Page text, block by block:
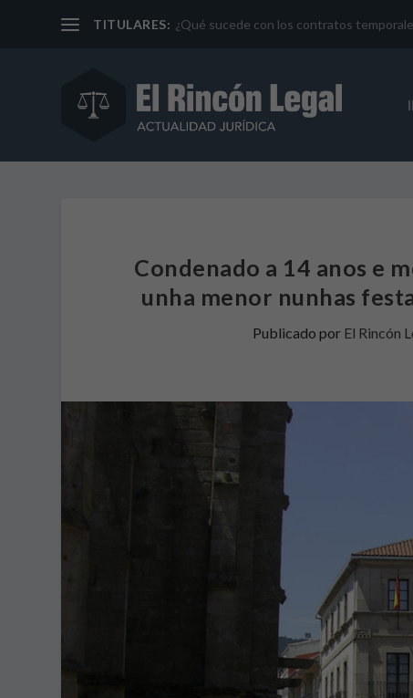
TITULARES: ¿Qué sucede con los contratos
Condenado a 14 anos e
unha menor nunhas
Publicado por El Rincón